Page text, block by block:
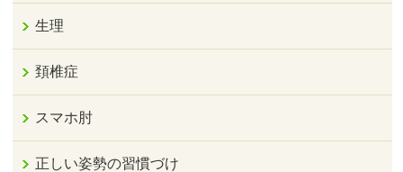
生理
頚椎症
スマホ肘
正しい姿勢の習慣づけ